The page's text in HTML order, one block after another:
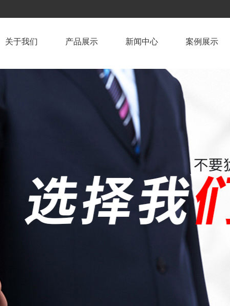
关于我们 产品展示 新闻中心 案例展示